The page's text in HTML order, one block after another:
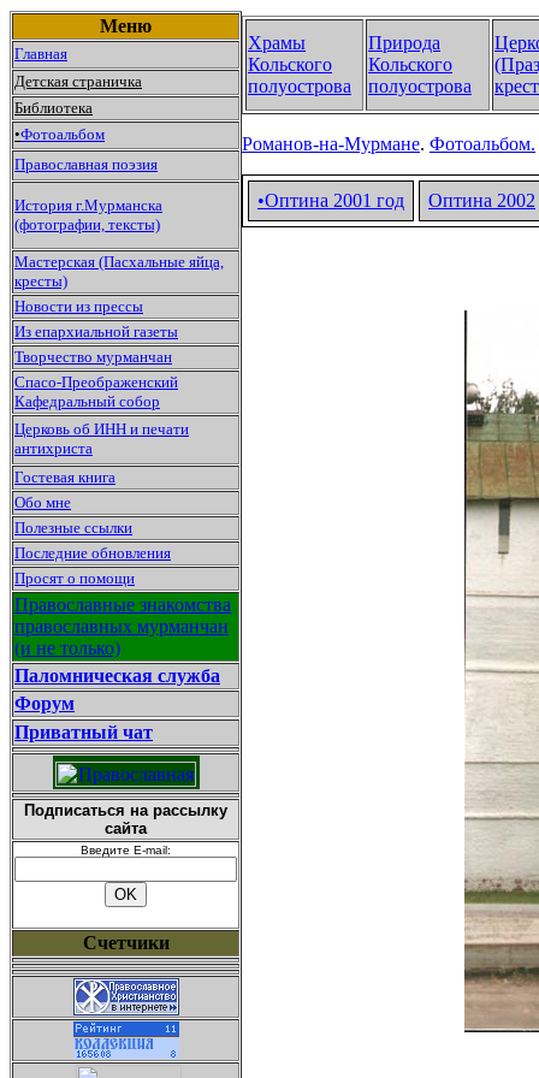
Меню
Главная
Детская страничка
Библиотека
•Фотоальбом
Православная поэзия
История г.Мурманска
(фотографии, тексты)
Мастерская (Пасхальные яйца,
кресты)
Новости из прессы
Из епархиальной газеты
Творчество мурманчан
Спасо-Преображенский
Кафедральный собор
Церковь об ИНН и печати
антихриста
Гостевая книга
Обо мне
Полезные ссылки
Последние обновления
Просят о помощи
Православные знакомства
православных мурманчан
(и не только)
Паломническая служба
Форум
Приватный чат
Подписаться на рассылку
сайта
Введите E-mail:
Счетчики
Храмы
Кольского
полуострова
Природа
Кольского
полуострова
Романов-на-Мурмане. Фотоальбом.
•Оптина 2001 год Оптина 2002